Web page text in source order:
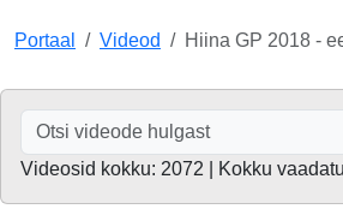
Portaal Videod Hiina GP 2018 -
Videosid kokku: 2072 | Kokku